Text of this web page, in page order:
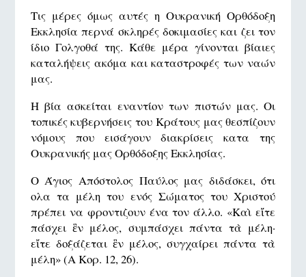
Τις μέρες όμως αυτές η Ουκρανική Ορθόδοξη
Εκκλησία περνά σκληρές δοκιμασίες και ζει τον
ίδιο Γολγοθά της. Κάθε μέρα γίνονται βίαιες
καταλήψεις ακόμα και καταστροφές των ναών
μας.
Η βία ασκείται εναντίον των πιστών μας. Οι
τοπικές κυβερνήσεις του Κράτους μας θεσπίζουν
νόμους που εισάγουν διακρίσεις κατα της
Ουκρανικής μας Ορθόδοξης Εκκλησίας.
Ο Άγιος Απόστολος Παύλος μας διδάσκει, ότι
ολα τα μέλη του ενός Σώματος του Χριστού
πρέπει να φροντιζουν ένα τον άλλο. «Καὶ εἴτε
πάσχει ἓν μέλος, συμπάσχει πάντα τὰ μέλη·
εἴτε δοξάζεται ἓν μέλος, συγχαίρει πάντα τὰ
μέλη» (A Κορ. 12, 26).